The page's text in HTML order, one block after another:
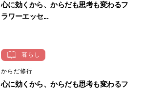
心に効くから、からだも思考も変わるフ
ラワーエッセ...
暮らし
からだ修行
心に効くから、からだも思考も変わるフ